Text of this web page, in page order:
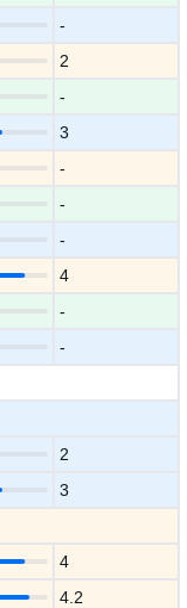
-
2
-
3
-
-
-
4
-
-
2
3
4
4.2